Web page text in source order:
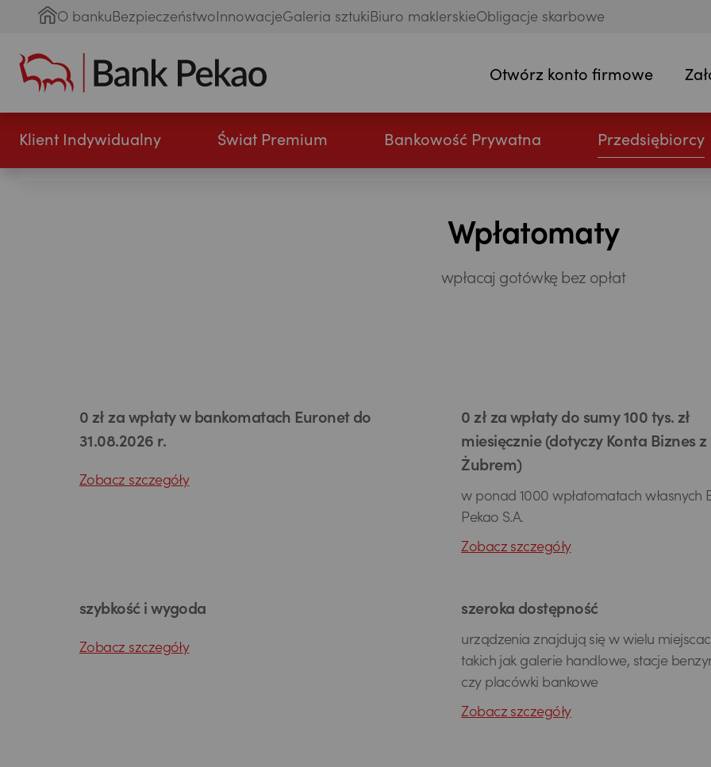
O bankuBezpieczeństwoInnowacjeGaleria sztukiBiuro maklerskieObligacje skarbowe
Otwórz konto firmowe
Klient Indywidualny Świat Premium Bankowość Prywatna Przedsiębiorcy
Wpłatomaty
wpłacaj gotówkę bez opłat
0 zł za wpłaty w bankomatach Euronet do
31.08.2026 r.
Zobacz szczegóły
0 zł za wpłaty do sumy 100 tys. zł
miesięcznie (dotyczy Konta Biznes z
Żubrem)
w ponad 1000 wpłatomatach własnych
Pekao S.A.
Zobacz szczegóły
szybkość i wygoda
Zobacz szczegóły
szeroka dostępność
urządzenia znajdują się w wielu
takich jak galerie handlowe, stacje
czy placówki bankowe
Zobacz szczegóły